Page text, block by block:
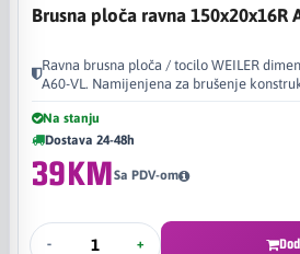
Brusna ploča ravna 150x20x16R
Ravna brusna ploča / tocilo WEILER
A60-VL. Namijenjena za brušenje
Na stanju
Dostava 24-48h
39KMSa PDV-om
- +